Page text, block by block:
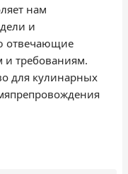
нам
и
отвечающие
требованиям.
для кулинарных